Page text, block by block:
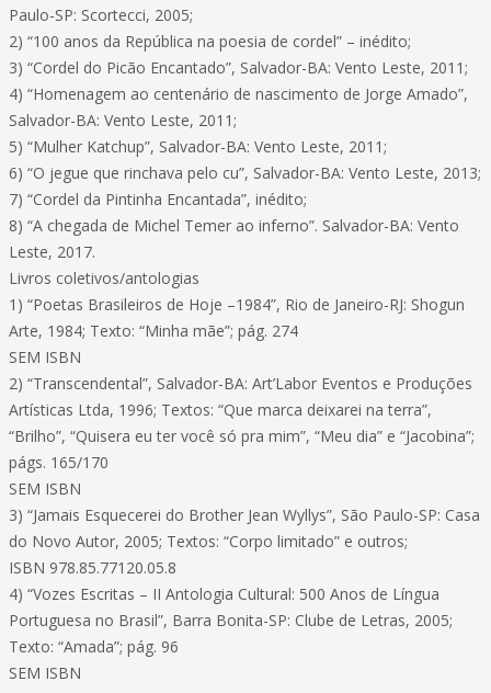
Paulo-SP: Scortecci, 2005;
2) “100 anos da República na poesia de cordel” – inédito;
3) “Cordel do Picão Encantado”, Salvador-BA: Vento Leste, 2011;
4) “Homenagem ao centenário de nascimento de Jorge Amado”,
Salvador-BA: Vento Leste, 2011;
5) “Mulher Katchup”, Salvador-BA: Vento Leste, 2011;
6) “O jegue que rinchava pelo cu”, Salvador-BA: Vento Leste, 2013;
7) “Cordel da Pintinha Encantada”, inédito;
8) “A chegada de Michel Temer ao inferno”. Salvador-BA: Vento
Leste, 2017.
Livros coletivos/antologias
1) “Poetas Brasileiros de Hoje –1984”, Rio de Janeiro-RJ: Shogun
Arte, 1984; Texto: “Minha mãe”; pág. 274
SEM ISBN
2) “Transcendental”, Salvador-BA: Art’Labor Eventos e Produções
Artísticas Ltda, 1996; Textos: “Que marca deixarei na terra”,
“Brilho”, “Quisera eu ter você só pra mim”, “Meu dia” e “Jacobina”;
págs. 165/170
SEM ISBN
3) “Jamais Esquecerei do Brother Jean Wyllys”, São Paulo-SP: Casa
do Novo Autor, 2005; Textos: “Corpo limitado” e outros;
ISBN 978.85.77120.05.8
4) “Vozes Escritas – II Antologia Cultural: 500 Anos de Língua
Portuguesa no Brasil”, Barra Bonita-SP: Clube de Letras, 2005;
Texto: “Amada”; pág. 96
SEM ISBN